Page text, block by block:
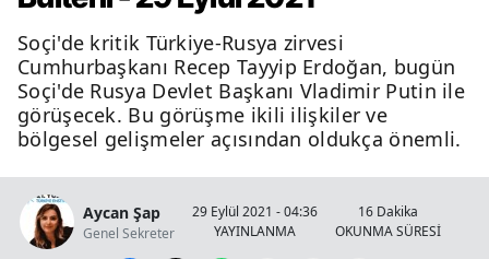
Soçi'de kritik Türkiye-Rusya zirvesi
Cumhurbaşkanı Recep Tayyip Erdoğan, bugün
Soçi'de Rusya Devlet Başkanı Vladimir Putin ile
görüşecek. Bu görüşme ikili ilişkiler ve
bölgesel gelişmeler açısından oldukça önemli.
Aycan Şap
Genel Sekreter
29 Eylül 2021 - 04:36
YAYINLANMA
16 Dakika
OKUNMA SÜRESİ